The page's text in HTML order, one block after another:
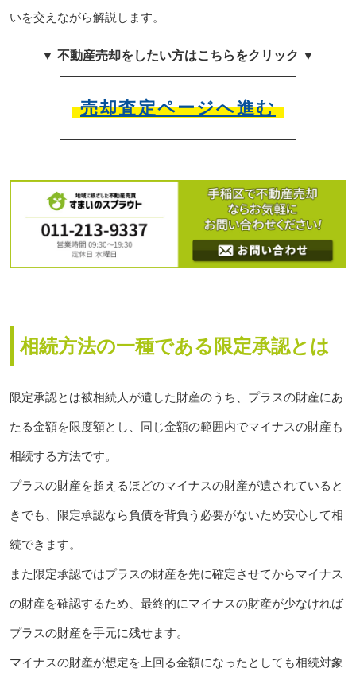
いを交えながら解説します。
▼ 不動産売却をしたい方はこちらをクリック ▼
売却査定ページへ進む
相続方法の一種である限定承認とは
限定承認とは被相続人が遺した財産のうち、プラスの財産にあ
たる金額を限度額とし、同じ金額の範囲内でマイナスの財産も
相続する方法です。
プラスの財産を超えるほどのマイナスの財産が遺されていると
きでも、限定承認なら負債を背負う必要がないため安心して相
続できます。
また限定承認ではプラスの財産を先に確定させてからマイナス
の財産を確認するため、最終的にマイナスの財産が少なければ
プラスの財産を手元に残せます。
マイナスの財産が想定を上回る金額になったとしても相続対象